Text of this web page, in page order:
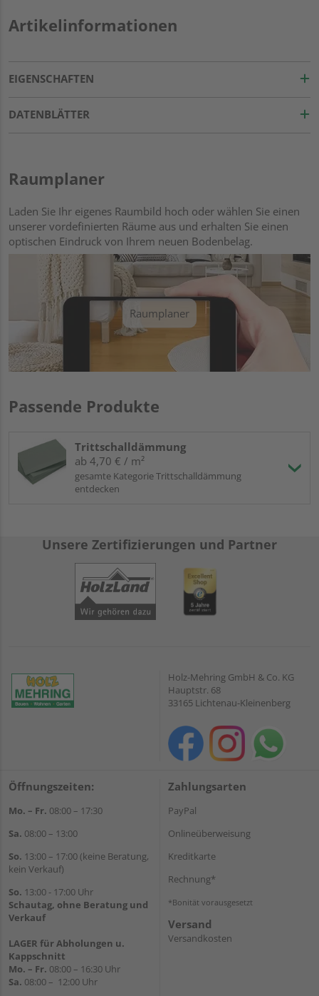
Artikelinformationen
EIGENSCHAFTEN
DATENBLÄTTER
Raumplaner
Laden Sie Ihr eigenes Raumbild hoch oder wählen Sie einen
unserer vordefinierten Räume aus und erhalten Sie einen
optischen Eindruck von Ihrem neuen Bodenbelag.
Raumplaner
Passende Produkte
Trittschalldämmung
ab 4,70 € / m²
gesamte Kategorie Trittschalldämmung
entdecken
Unsere Zertifizierungen und Partner
Holz-Mehring GmbH & Co. KG
Hauptstr. 68
33165 Lichtenau-Kleinenberg
Öffnungszeiten:
Mo. – Fr. 08:00 – 17:30
Sa. 08:00 – 13:00
So. 13:00 – 17:00 (keine Beratung,
kein Verkauf)
So. 13:00 - 17:00 Uhr
Schautag, ohne Beratung und
Verkauf
LAGER für Abholungen u.
Kappschnitt
Mo. – Fr. 08:00 – 16:30 Uhr
Sa. 08:00 – 12:00 Uhr
Zahlungsarten
PayPal
Onlineüberweisung
Kreditkarte
Rechnung*
*Bonität vorausgesetzt
Versand
Versandkosten